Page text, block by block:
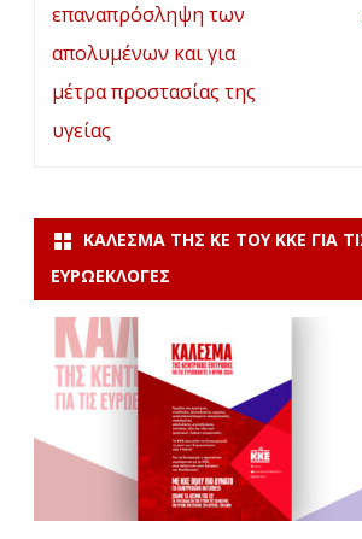
επαναπρόσληψη των
απολυμένων και για
μέτρα προστασίας της
υγείας
ΚΆΛΕΣΜΑ ΤΗΣ ΚΕ ΤΟΥ ΚΚΕ ΓΙΑ
ΕΥΡΩΕΚΛΟΓΈΣ